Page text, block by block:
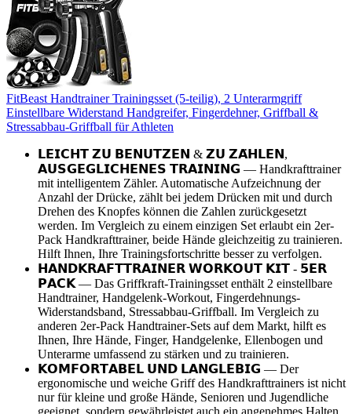
FitBeast Handtrainer Trainingsset (5-teilig), 2 Unterarmgriff
Einstellbare Widerstand Handgreifer, Fingerdehner, Griffball &
Stressabbau-Griffball für Athleten
𝗟𝗘𝗜𝗖𝗛𝗧 𝗭𝗨 𝗕𝗘𝗡𝗨𝗧𝗭𝗘𝗡 & 𝗭𝗨 𝗭𝗔̈𝗛𝗟𝗘𝗡,
𝗔𝗨𝗦𝗚𝗘𝗚𝗟𝗜𝗖𝗛𝗘𝗡𝗘𝗦 𝗧𝗥𝗔𝗜𝗡𝗜𝗡𝗚 — Handkrafttrainer
mit intelligentem Zähler. Automatische Aufzeichnung der
Anzahl der Drücke, zählt bei jedem Drücken mit und durch
Drehen des Knopfes können die Zahlen zurückgesetzt
werden. Im Vergleich zu einem einzigen Set erlaubt ein 2er-
Pack Handkrafttrainer, beide Hände gleichzeitig zu trainieren.
Hilft Ihnen, Ihre Trainingsfortschritte besser zu verfolgen.
𝗛𝗔𝗡𝗗𝗞𝗥𝗔𝗙𝗧𝗧𝗥𝗔𝗜𝗡𝗘𝗥 𝗪𝗢𝗥𝗞𝗢𝗨𝗧 𝗞𝗜𝗧 - 𝟱𝗘𝗥
𝗣𝗔𝗖𝗞 — Das Griffkraft-Trainingsset enthält 2 einstellbare
Handtrainer, Handgelenk-Workout, Fingerdehnungs-
Widerstandsband, Stressabbau-Griffball. Im Vergleich zu
anderen 2er-Pack Handtrainer-Sets auf dem Markt, hilft es
Ihnen, Ihre Hände, Finger, Handgelenke, Ellenbogen und
Unterarme umfassend zu stärken und zu trainieren.
𝗞𝗢𝗠𝗙𝗢𝗥𝗧𝗔𝗕𝗘𝗟 𝗨𝗡𝗗 𝗟𝗔𝗡𝗚𝗟𝗘𝗕𝗜𝗚 — Der
ergonomische und weiche Griff des Handkrafttrainers ist nicht
nur für kleine und große Hände, Senioren und Jugendliche
geeignet, sondern gewährleistet auch ein angenehmes Halten.